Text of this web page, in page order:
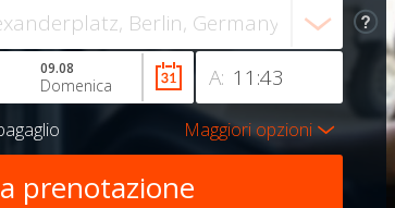
A:
09.08
Domenica
Maggiori opzioni